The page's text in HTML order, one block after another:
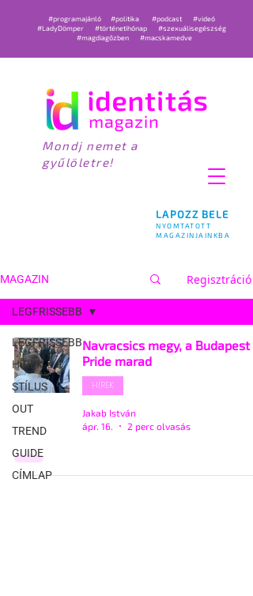
LAPOZZ BELE
NYOMTATOTT
MAGAZINJAINKBA
#programajánló #politika #podcast
#videó
#LadyDömper
#történetihónap
#szexuálisegészség
#magdiagőzben
#macskamedve
Mondj nemet a
gyűlöletre!
MAGAZIN Regisztráció
LEGFRISSEBB
HÍREK
STÍLUS
OUT
TREND
GUIDE
CÍMLAP
LEGFRISSEBB
Navracsics megy, a Budapest
Pride marad
HÍREK
Jakab István
ápr. 16.
2 perc olvasás